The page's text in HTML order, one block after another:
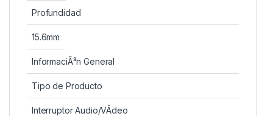
Profundidad
15.6mm
InformaciÃ³n General
Tipo de Producto
Interruptor Audio/VÃ­deo